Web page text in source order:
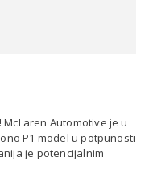
Automotive je u
P1 model u potpunosti
je potencijalnim